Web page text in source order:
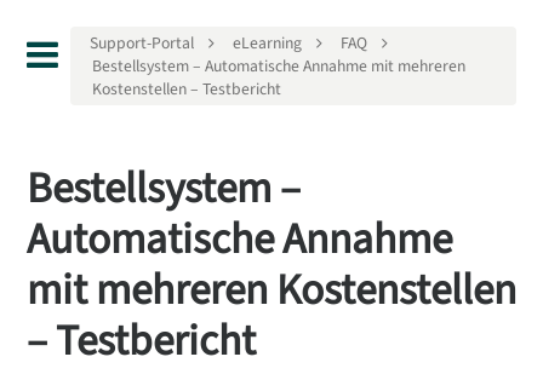
Support-Portal eLearning
FAQ
Bestellsystem – Automatische Annahme mit mehreren
Kostenstellen – Testbericht
Bestellsystem –
Automatische Annahme
mit mehreren Kostenstellen
– Testbericht